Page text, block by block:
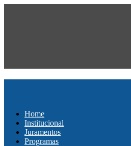
Home
Institucional
Juramentos
Programas